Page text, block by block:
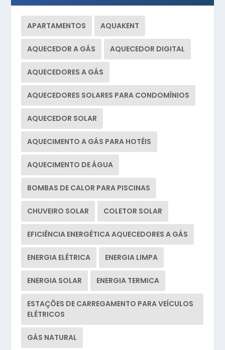
APARTAMENTOS AQUAKENT
AQUECEDOR A GÁS AQUECEDOR DIGITAL
AQUECEDORES A GÁS
AQUECEDORES SOLARES PARA CONDOMÍNIOS
AQUECEDOR SOLAR
AQUECIMENTO A GÁS PARA HOTÉIS
AQUECIMENTO DE ÁGUA
BOMBAS DE CALOR PARA PISCINAS
CHUVEIRO SOLAR COLETOR SOLAR
EFICIÊNCIA ENERGÉTICA AQUECEDORES A GÁS
ENERGIA ELÉTRICA ENERGIA LIMPA
ENERGIA SOLAR ENERGIA TERMICA
ESTAÇÕES DE CARREGAMENTO PARA VEÍCULOS
ELÉTRICOS
GÁS NATURAL